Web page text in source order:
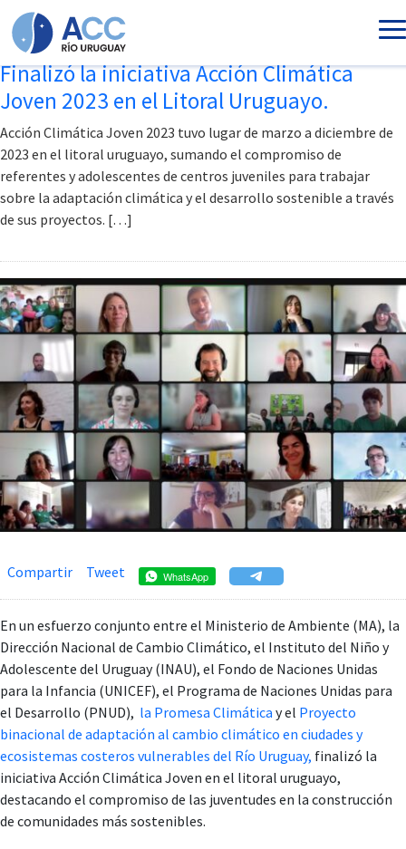
Ir al contenido principal
Etiqueta:Uruguay
Finalizó la iniciativa Acción Climática
Joven 2023 en el Litoral Uruguayo.
Acción Climática Joven 2023 tuvo lugar de marzo a diciembre de
2023 en el litoral uruguayo, sumando el compromiso de
referentes y adolescentes de centros juveniles para trabajar
sobre la adaptación climática y el desarrollo sostenible a través
de sus proyectos. […]
Compartir Tweet WhatsApp
En un esfuerzo conjunto entre el Ministerio de Ambiente (MA), la
Dirección Nacional de Cambio Climático, el Instituto del Niño y
Adolescente del Uruguay (INAU), el Fondo de Naciones Unidas
para la Infancia (UNICEF), el Programa de Naciones Unidas para
el Desarrollo (PNUD), la Promesa Climática y el Proyecto
binacional de adaptación al cambio climático en ciudades y
ecosistemas costeros vulnerables del Río Uruguay, finalizó la
iniciativa Acción Climática Joven en el litoral uruguayo,
destacando el compromiso de las juventudes en la construcción
de comunidades más sostenibles.